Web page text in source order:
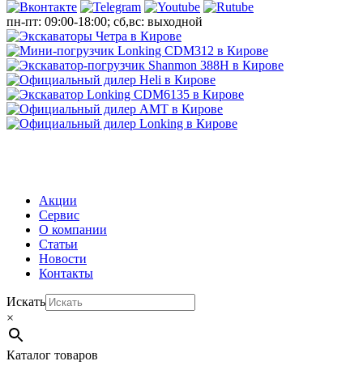
пн-пт: 09:00-18:00; сб,вс: выходной
Акции
Сервис
О компании
Статьи
Новости
Контакты
Искать
×
Каталог товаров